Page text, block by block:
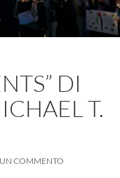
DI
T.
COMMENTO